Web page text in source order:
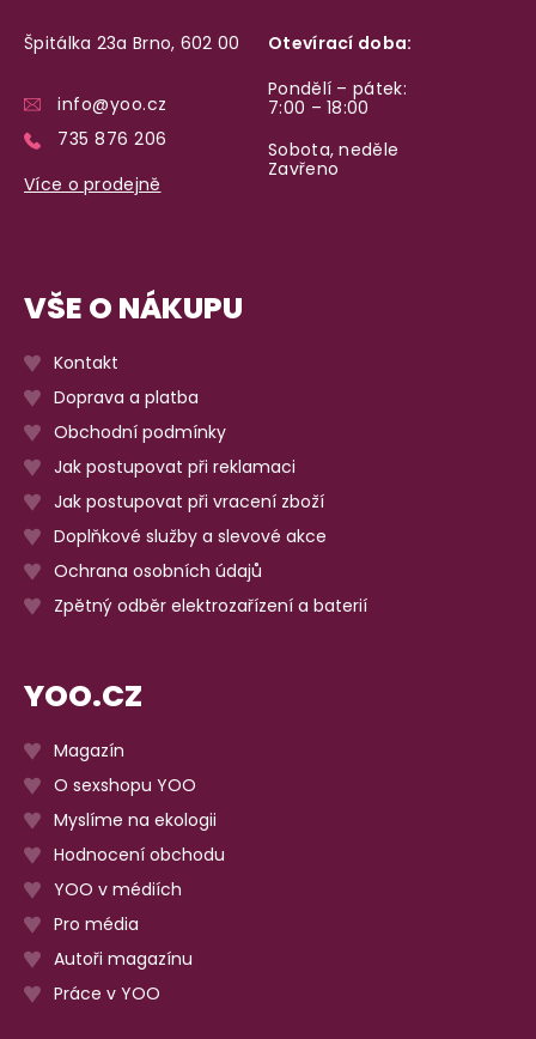
Špitálka 23a Brno, 602 00
info@yoo.cz
735 876 206
Více o prodejně
Otevírací doba:
Pondělí – pátek:
7:00 – 18:00
Sobota, neděle
Zavřeno
VŠE O NÁKUPU
Kontakt
Doprava a platba
Obchodní podmínky
Jak postupovat při reklamaci
Jak postupovat při vracení zboží
Doplňkové služby a slevové akce
Ochrana osobních údajů
Zpětný odběr elektrozařízení a baterií
YOO.CZ
Magazín
O sexshopu YOO
Myslíme na ekologii
Hodnocení obchodu
YOO v médiích
Pro média
Autoři magazínu
Práce v YOO